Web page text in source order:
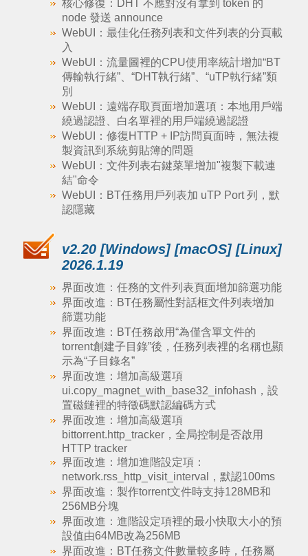
核心修復：DHT 不應對沒有拿到 token 的
node 發送 announce
WebUI：最佳化任務列表和文件列表的分頁載
入
WebUI：流量圖裡的CPU使用率統計增加“BT
傳輸執行緒”、“DHT執行緒”、“uTP執行緒”類
別
WebUI：遠端存取頁面增加選項：本地用戶端
繞過認證、白名單裡的用戶端繞過認證
WebUI：修復HTTP + IP訪問頁面時，無法複
製資訊到系統剪貼簿的問題
WebUI：文件列表右鍵菜單增加"複製下載連
結"命令
WebUI：BT任務用戶列表加 uTP Port 列，默
認隱藏
v2.20 [Windows] [macOS] [Linux]
2026.1.19
界面改進：任務的文件列表頁面增加篩選功能
界面改進：BT任務屬性對話框文件列表增加
篩選功能
界面改進：BT任務啟用“為僅含單文件的
torrent創建子目錄”後，任務列表裡的名稱也顯
示為“子目錄名”
界面改進：增加高級選項
ui.copy_magnet_with_base32_infohash，設
置磁鏈裡的特徵碼默認編碼方式
界面改進：增加高級選項
bittorrent.http_tracker，全局控制是否啟用
HTTP tracker
界面改進：增加進階設定項：
network.rss_http_visit_interval，默認100ms
界面改進：製作torrent文件時支持128MB和
256MB分塊
界面改進：進階設定項裡的最小快取大小的預
設值由64MB改為256MB
界面改進：BT任務文件數量較多時，任務屬